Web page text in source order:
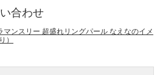
g
o
合わせ
マンスリー 超盛れリングパール なえなのイメ
）